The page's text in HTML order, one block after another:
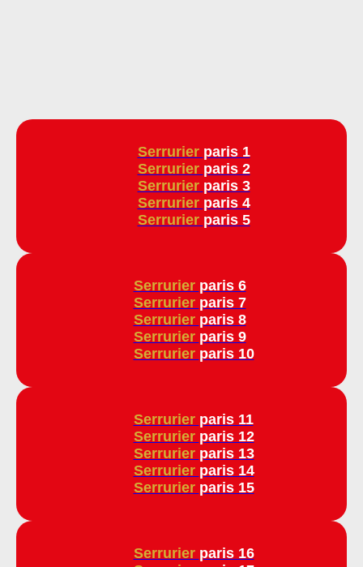
Serrurier paris 1
Serrurier paris 2
Serrurier paris 3
Serrurier paris 4
Serrurier paris 5
Serrurier paris 6
Serrurier paris 7
Serrurier paris 8
Serrurier paris 9
Serrurier paris 10
Serrurier paris 11
Serrurier paris 12
Serrurier paris 13
Serrurier paris 14
Serrurier paris 15
Serrurier paris 16